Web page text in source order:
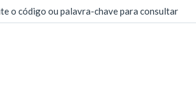
o código ou palavra-chave para consultar